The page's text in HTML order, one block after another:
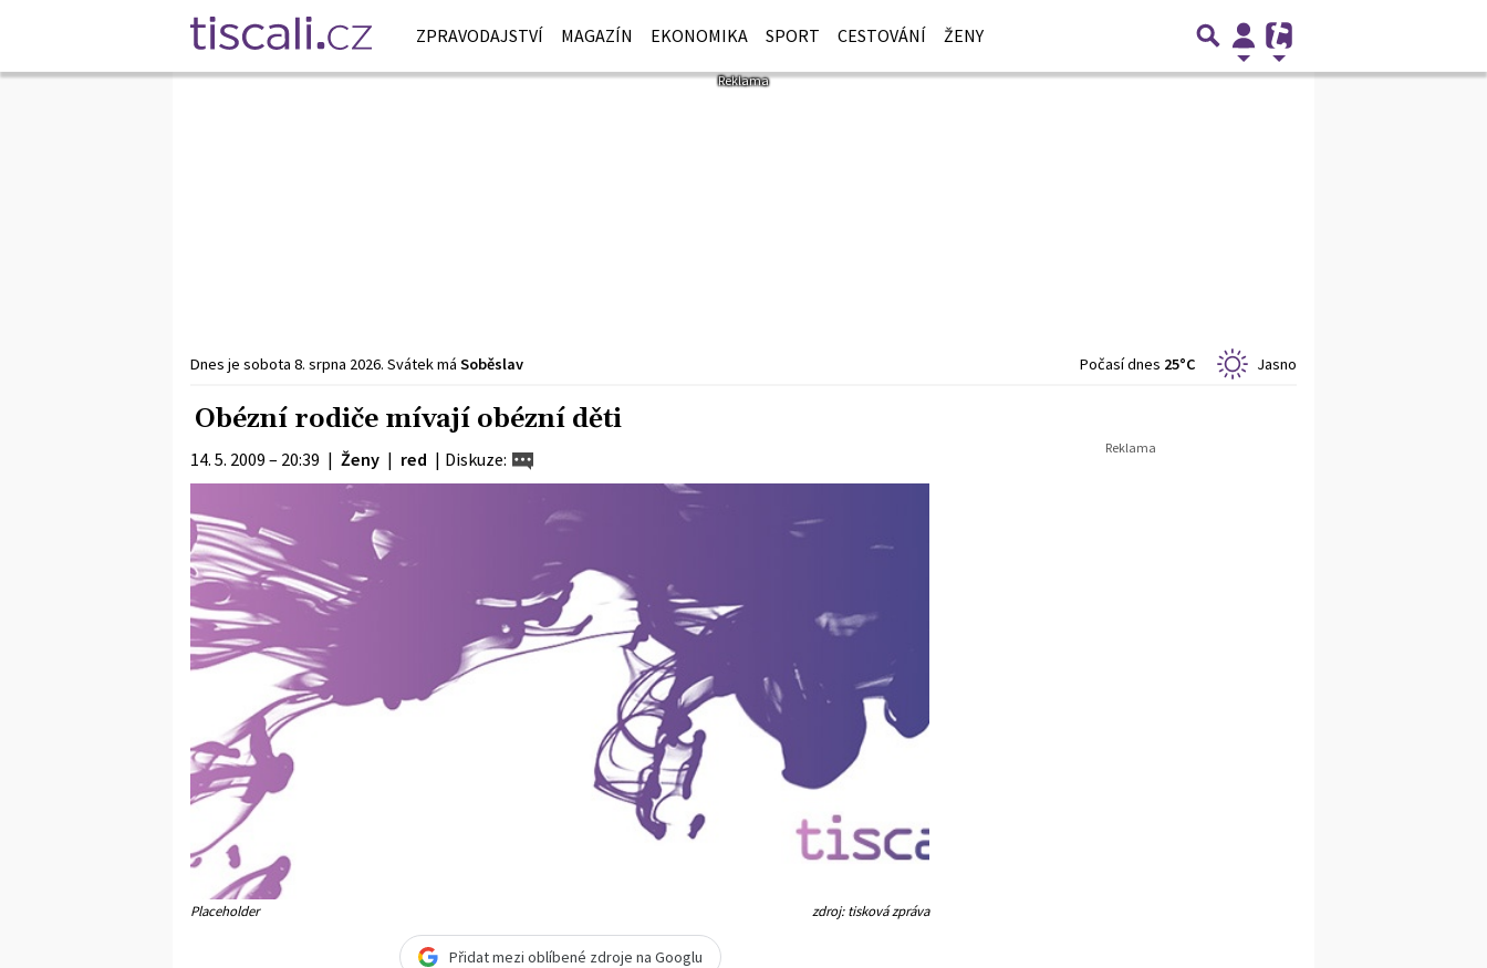
ZPRAVODAJSTVÍ MAGAZÍN EKONOMIKA SPORT CESTOVÁNÍ ŽENY
Dnes je sobota 8. srpna 2026. Svátek má Soběslav Počasí dnes 25°C Jasno
Obézní rodiče mívají obézní děti
14. 5. 2009 – 20:39 | Ženy | red | Diskuze:
Placeholder zdroj: tisková zpráva
Přidat mezi oblíbené zdroje na Googlu